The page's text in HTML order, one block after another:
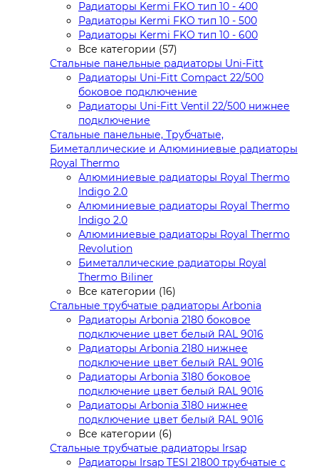
Радиаторы Kermi FKO тип 10 - 400
Радиаторы Kermi FKO тип 10 - 500
Радиаторы Kermi FKO тип 10 - 600
Все категории (57)
Стальные панельные радиаторы Uni-Fitt
Радиаторы Uni-Fitt Compact 22/500
боковое подключение
Радиаторы Uni-Fitt Ventil 22/500 нижнее
подключение
Стальные панельные, Трубчатые,
Биметаллические и Алюминиевые радиаторы
Royal Thermo
Алюминиевые радиаторы Royal Thermo
Indigo 2.0
Алюминиевые радиаторы Royal Thermo
Indigo 2.0
Алюминиевые радиаторы Royal Thermo
Revolution
Биметаллические радиаторы Royal
Thermo Biliner
Все категории (16)
Стальные трубчатые радиаторы Arbonia
Радиаторы Arbonia 2180 боковое
подключение цвет белый RAL 9016
Радиаторы Arbonia 2180 нижнее
подключение цвет белый RAL 9016
Радиаторы Arbonia 3180 боковое
подключение цвет белый RAL 9016
Радиаторы Arbonia 3180 нижнее
подключение цвет белый RAL 9016
Все категории (6)
Стальные трубчатые радиаторы Irsap
Радиаторы Irsap TESI 21800 трубчатые с